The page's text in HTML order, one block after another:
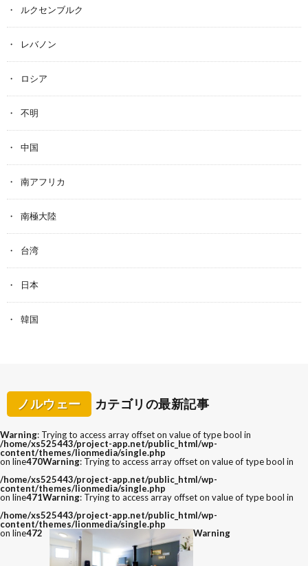
ルクセンブルク
レバノン
ロシア
不明
中国
南アフリカ
南極大陸
台湾
日本
韓国
ノルウェー カテゴリの最新記事
Warning: Trying to access array offset on value of type bool in
/home/xs525443/project-app.net/public_html/wp-
content/themes/lionmedia/single.php
on line470Warning: Trying to access array offset on value of type bool in
/home/xs525443/project-app.net/public_html/wp-
content/themes/lionmedia/single.php
on line471Warning: Trying to access array offset on value of type bool in
/home/xs525443/project-app.net/public_html/wp-
content/themes/lionmedia/single.php
on line472 Warning